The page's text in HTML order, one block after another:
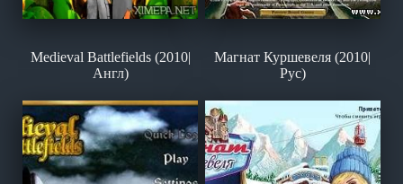
Medieval Battlefields (2010|
Англ)
Магнат Куршевеля (2010|
Рус)